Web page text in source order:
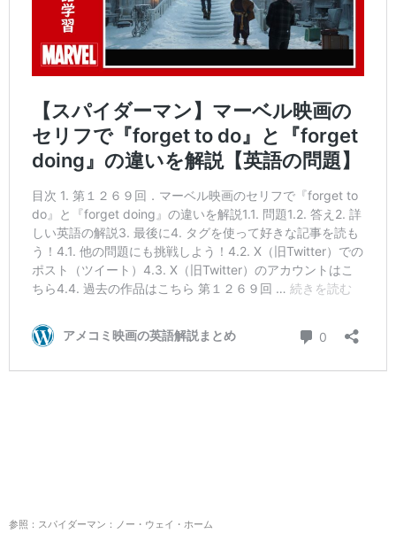
参照：スパイダーマン：ノー・ウェイ・ホーム